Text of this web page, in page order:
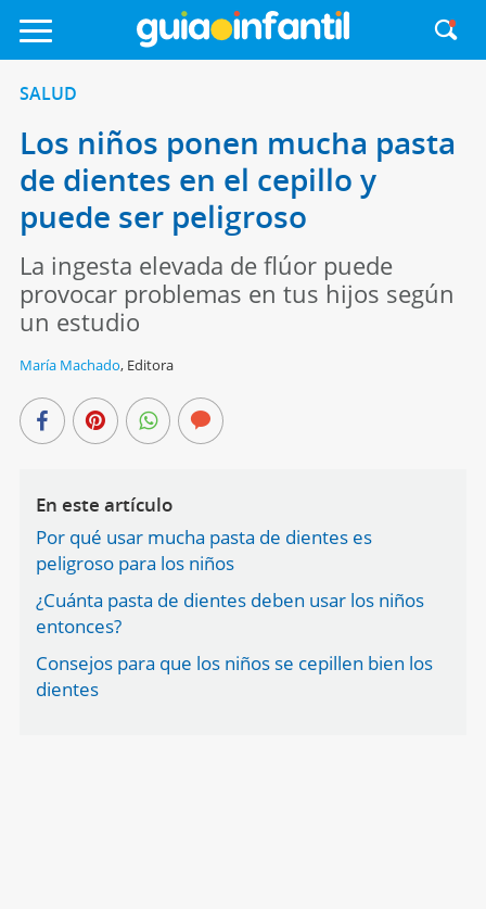
SALUD
Los niños ponen mucha pasta
de dientes en el cepillo y
puede ser peligroso
La ingesta elevada de flúor puede
provocar problemas en tus hijos según
un estudio
María Machado, Editora
En este artículo
Por qué usar mucha pasta de dientes es
peligroso para los niños
¿Cuánta pasta de dientes deben usar los niños
entonces?
Consejos para que los niños se cepillen bien los
dientes